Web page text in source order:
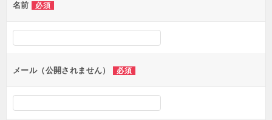
ー
シ
ン
名前 必須
メール（公開されません） 必須